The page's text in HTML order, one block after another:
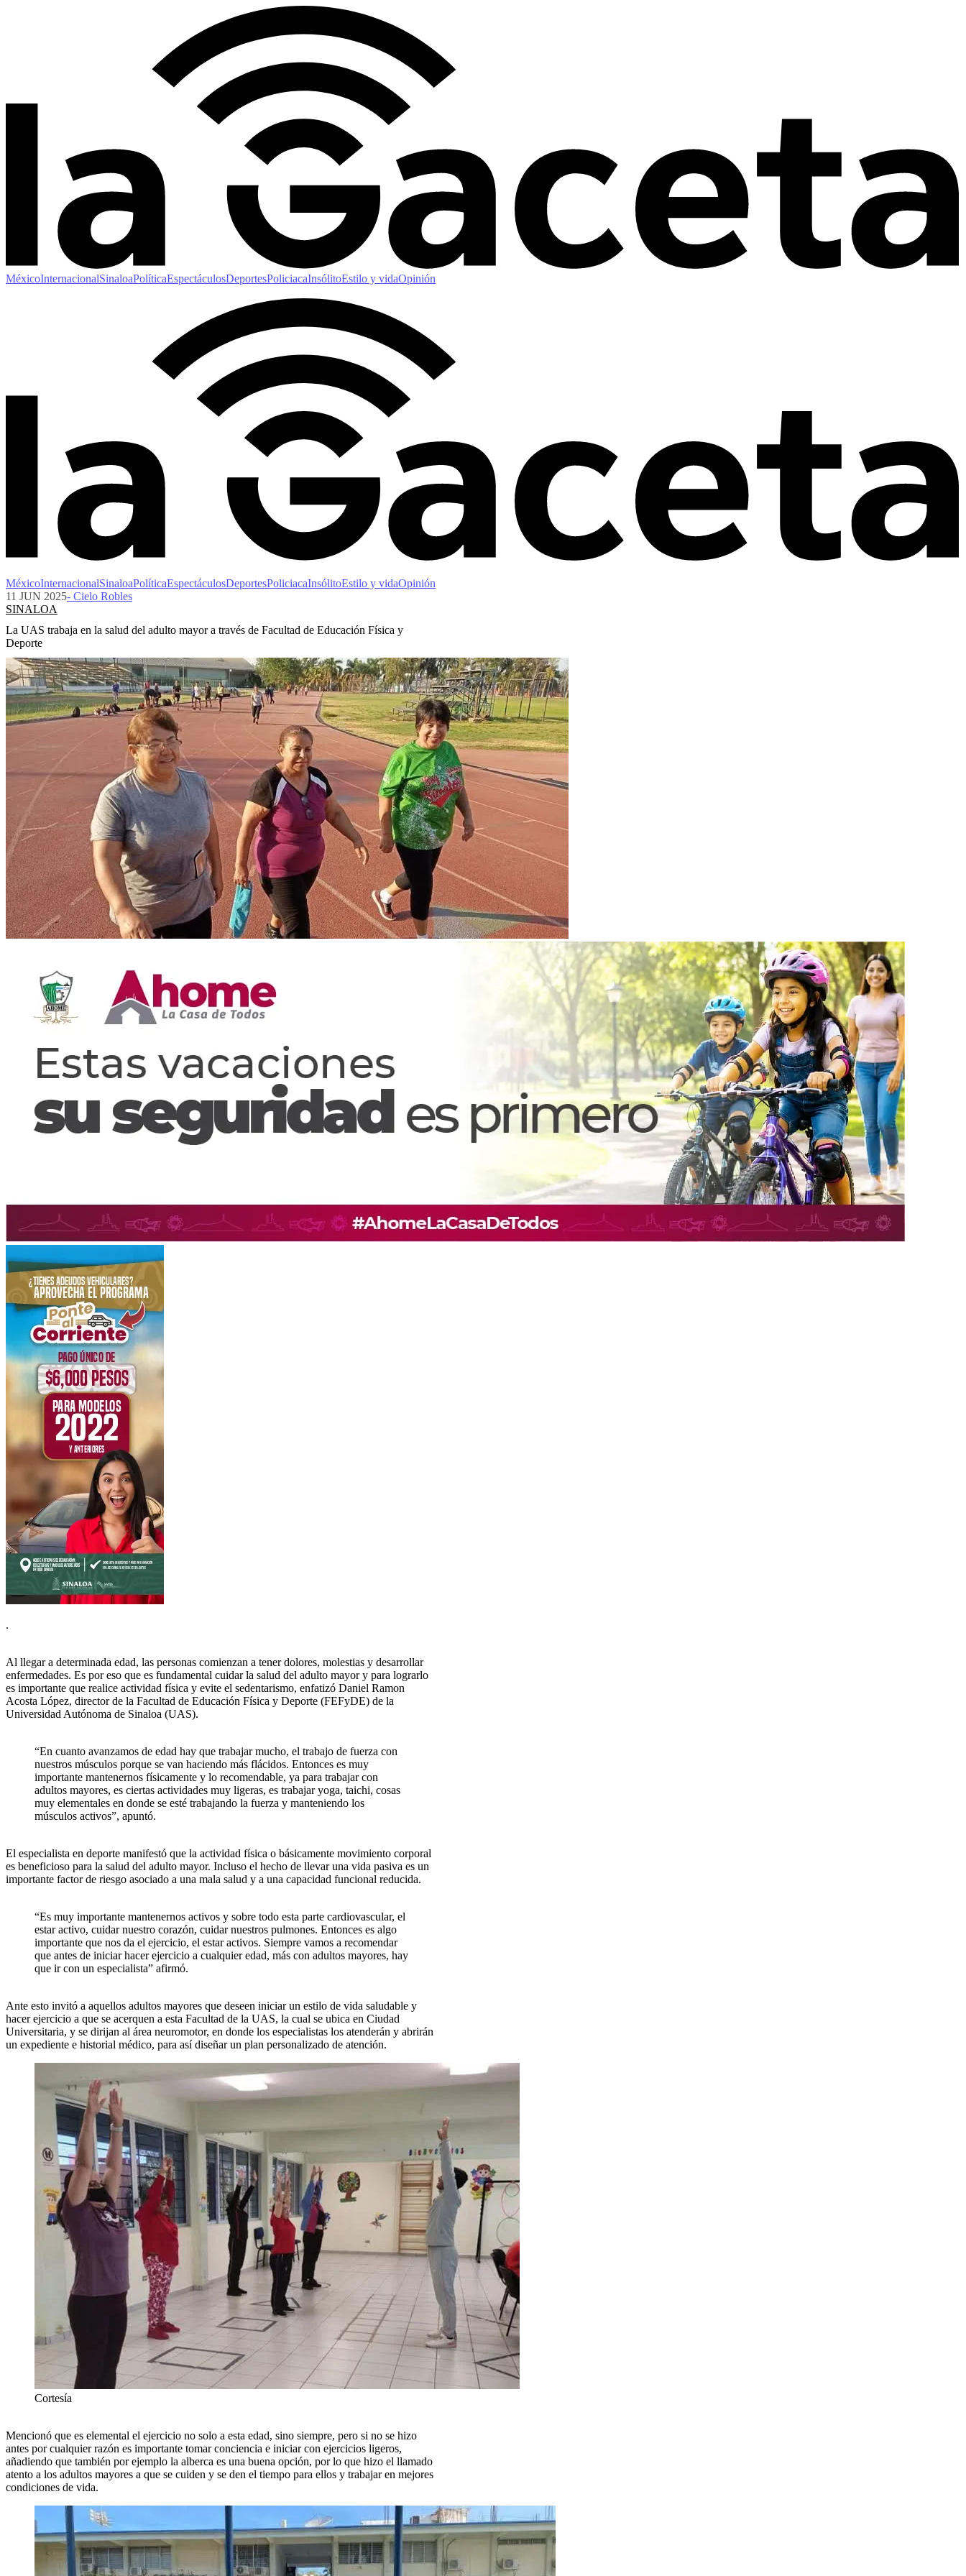
MéxicoInternacionalSinaloaPolíticaEspectáculosDeportesPoliciacaInsólitoEstilo y vidaOpinión
MéxicoInternacionalSinaloaPolíticaEspectáculosDeportesPoliciacaInsólitoEstilo y vidaOpinión
11 JUN 2025- Cielo Robles
SINALOA
La UAS trabaja en la salud del adulto mayor a través de Facultad de Educación Física y
Deporte
.
Al llegar a determinada edad, las personas comienzan a tener dolores, molestias y desarrollar
enfermedades. Es por eso que es fundamental cuidar la salud del adulto mayor y para lograrlo
es importante que realice actividad física y evite el sedentarismo, enfatizó Daniel Ramon
Acosta López, director de la Facultad de Educación Física y Deporte (FEFyDE) de la
Universidad Autónoma de Sinaloa (UAS).
“En cuanto avanzamos de edad hay que trabajar mucho, el trabajo de fuerza con
nuestros músculos porque se van haciendo más flácidos. Entonces es muy
importante mantenernos físicamente y lo recomendable, ya para trabajar con
adultos mayores, es ciertas actividades muy ligeras, es trabajar yoga, taichi, cosas
muy elementales en donde se esté trabajando la fuerza y manteniendo los
músculos activos”, apuntó.
El especialista en deporte manifestó que la actividad física o básicamente movimiento corporal
es beneficioso para la salud del adulto mayor. Incluso el hecho de llevar una vida pasiva es un
importante factor de riesgo asociado a una mala salud y a una capacidad funcional reducida.
“Es muy importante mantenernos activos y sobre todo esta parte cardiovascular, el
estar activo, cuidar nuestro corazón, cuidar nuestros pulmones. Entonces es algo
importante que nos da el ejercicio, el estar activos. Siempre vamos a recomendar
que antes de iniciar hacer ejercicio a cualquier edad, más con adultos mayores, hay
que ir con un especialista” afirmó.
Ante esto invitó a aquellos adultos mayores que deseen iniciar un estilo de vida saludable y
hacer ejercicio a que se acerquen a esta Facultad de la UAS, la cual se ubica en Ciudad
Universitaria, y se dirijan al área neuromotor, en donde los especialistas los atenderán y abrirán
un expediente e historial médico, para así diseñar un plan personalizado de atención.
Cortesía
Mencionó que es elemental el ejercicio no solo a esta edad, sino siempre, pero si no se hizo
antes por cualquier razón es importante tomar conciencia e iniciar con ejercicios ligeros,
añadiendo que también por ejemplo la alberca es una buena opción, por lo que hizo el llamado
atento a los adultos mayores a que se cuiden y se den el tiempo para ellos y trabajar en mejores
condiciones de vida.